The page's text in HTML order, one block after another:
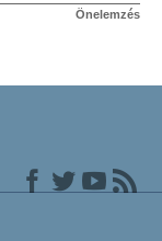
Önelemzés